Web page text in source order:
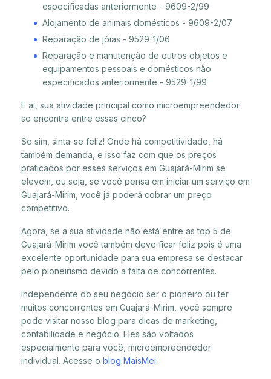
especificadas anteriormente - 9609-2/99
Alojamento de animais domésticos - 9609-2/07
Reparação de jóias - 9529-1/06
Reparação e manutenção de outros objetos e
equipamentos pessoais e domésticos não
especificados anteriormente - 9529-1/99
E aí, sua atividade principal como microempreendedor
se encontra entre essas cinco?
Se sim, sinta-se feliz! Onde há competitividade, há
também demanda, e isso faz com que os preços
praticados por esses serviços em Guajará-Mirim se
elevem, ou seja, se você pensa em iniciar um serviço em
Guajará-Mirim, você já poderá cobrar um preço
competitivo.
Agora, se a sua atividade não está entre as top 5 de
Guajará-Mirim você também deve ficar feliz pois é uma
excelente oportunidade para sua empresa se destacar
pelo pioneirismo devido a falta de concorrentes.
Independente do seu negócio ser o pioneiro ou ter
muitos concorrentes em Guajará-Mirim, você sempre
pode visitar nosso blog para dicas de marketing,
contabilidade e negócio. Eles são voltados
especialmente para você, microempreendedor
individual. Acesse o blog MaisMei.